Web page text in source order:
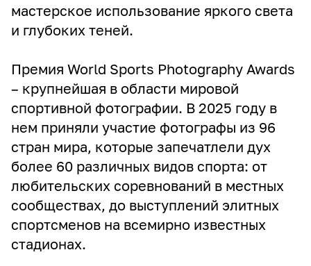
мастерское использование яркого света
и глубоких теней.
Премия World Sports Photography Awards
– крупнейшая в области мировой
спортивной фотографии. В 2025 году в
нем приняли участие фотографы из 96
стран мира, которые запечатлели дух
более 60 различных видов спорта: от
любительских соревнований в местных
сообществах, до выступлений элитных
спортсменов на всемирно известных
стадионах.